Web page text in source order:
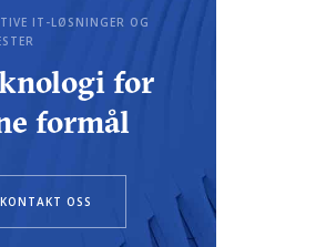
IT-LØSNINGER OG
for
formål
KONTAKT OSS